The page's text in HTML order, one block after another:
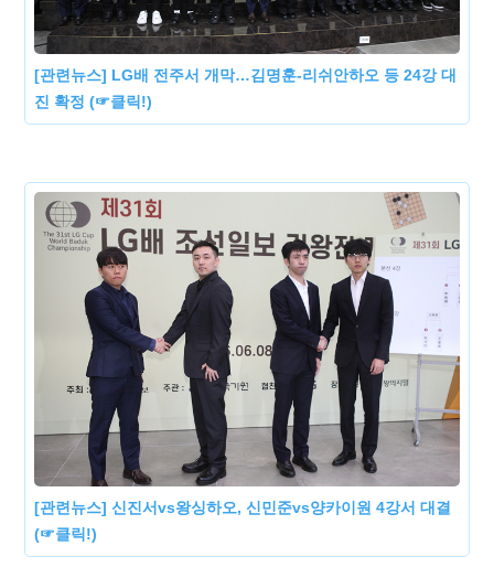
[관련뉴스] LG배 전주서 개막…김명훈-리쉬안하오 등 24강 대
진 확정 (☞클릭!)
[관련뉴스] 신진서vs왕싱하오, 신민준vs양카이원 4강서 대결
(☞클릭!)